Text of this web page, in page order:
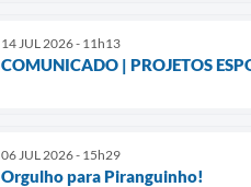
14 JUL 2026 - 11h13
COMUNICADO | PROJETOS
06 JUL 2026 - 15h29
Orgulho para Piranguinho!